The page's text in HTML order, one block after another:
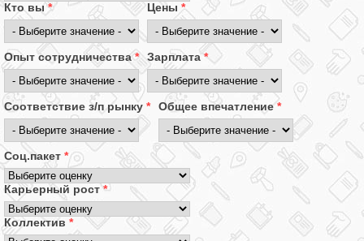
Кто вы* Цены *
Опыт сотрудничества* Зарплата*
Соответствие з/п рынку * Общее впечатление*
Соц.пакет *
Карьерный рост*
Коллектив *